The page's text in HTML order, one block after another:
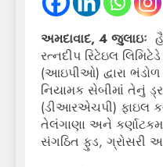
અમદાવાદ, 4 જુલાઇઃ
રત્નદીપ રિટેઇલ
(આઇપીઓ) દ્વારા
નિયામક સેબીમાં તેનું
(ડીઆરએચપી) ફાઇલ
તેલંગાણા અને
સંગઠિત ફુડ, ગ્રોસરી